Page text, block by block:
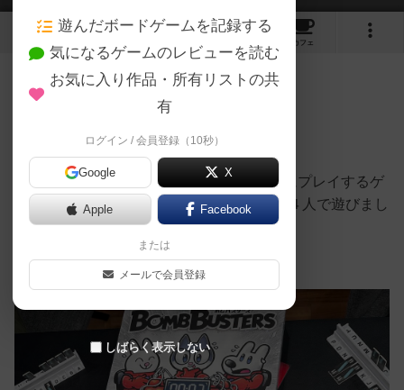
5 1 16
カフェ
1895名 9名 0 約1年前
ボドゲ500種を所有し、軽〜中量級を中心にプレイするゲ
ーマーの感想です。ボードゲーム会にて、４人で遊びまし
た。2025年7月
遊んだボードゲームを記録する
気になるゲームのレビューを読む
お気に入り作品・所有リストの共
有
ログイン / 会員登録（10秒）
Google X
Apple Facebook
または
メールで会員登録
しばらく表示しない